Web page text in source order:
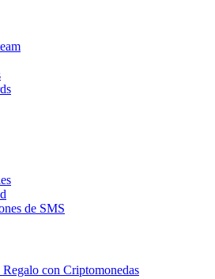
de SMS
con Criptomonedas